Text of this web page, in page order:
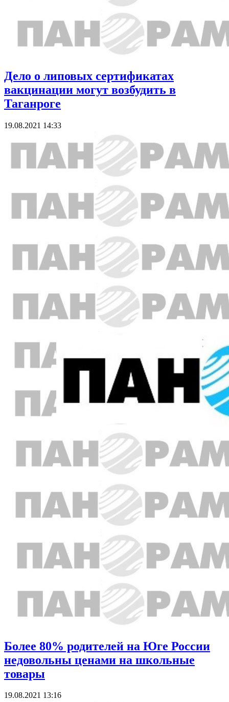
Дело о липовых сертификатах
вакцинации могут возбудить в
Таганроге
19.08.2021 14:33
Более 80% родителей на Юге России
недовольны ценами на школьные
товары
19.08.2021 13:16